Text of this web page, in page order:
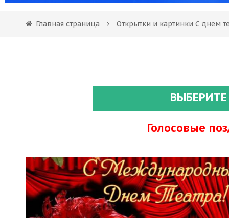
Главная страница Открытки и картинки С днем
Голосовые